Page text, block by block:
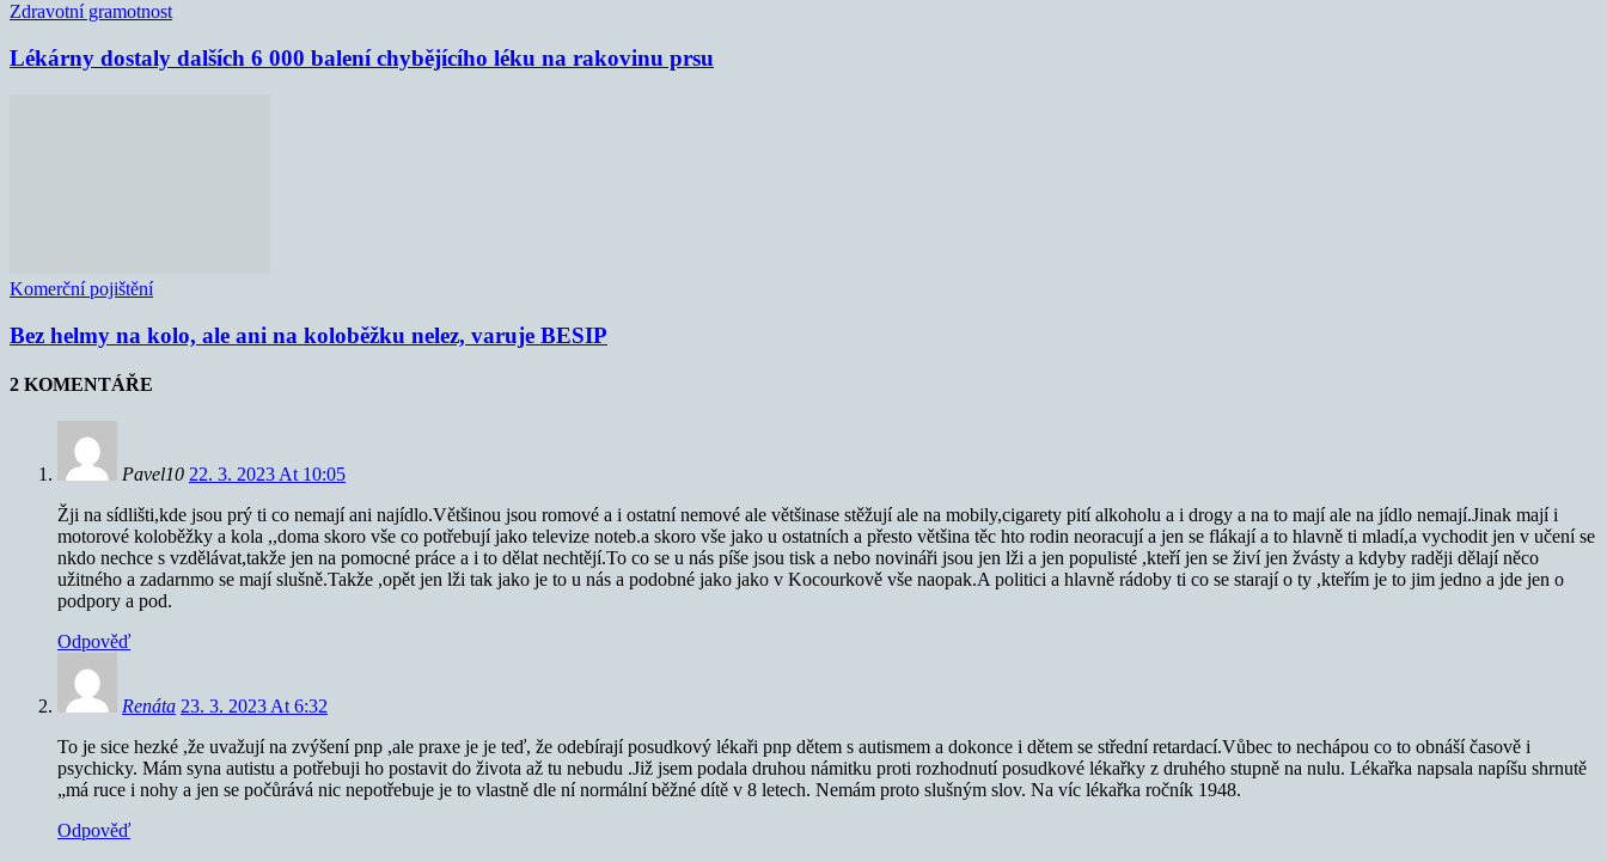
Zdravotní gramotnost
Lékárny dostaly dalších 6 000 balení chybějícího léku na rakovinu prsu
Komerční pojištění
Bez helmy na kolo, ale ani na koloběžku nelez, varuje BESIP
2 KOMENTÁŘE
Pavel10 22. 3. 2023 At 10:05
Žji na sídlišti,kde jsou prý ti co nemají ani najídlo.Většinou jsou romové a i ostatní nemové ale většinase stěžují ale na mobily,cigarety pití alkoholu a i drogy a na to mají ale na jídlo nemají.Jinak mají i
motorové koloběžky a kola ,,doma skoro vše co potřebují jako televize noteb.a skoro vše jako u ostatních a přesto většina těc hto rodin neoracují a jen se flákají a to hlavně ti mladí,a vychodit jen v učení se
nkdo nechce s vzdělávat,takže jen na pomocné práce a i to dělat nechtějí.To co se u nás píše jsou tisk a nebo novináři jsou jen lži a jen populisté ,kteří jen se živí jen žvásty a kdyby raději dělají něco
užitného a zadarnmo se mají slušně.Takže ,opět jen lži tak jako je to u nás a podobné jako jako v Kocourkově vše naopak.A politici a hlavně rádoby ti co se starají o ty ,kteřím je to jim jedno a jde jen o
podpory a pod.
Odpověď
Renáta 23. 3. 2023 At 6:32
To je sice hezké ,že uvažují na zvýšení pnp ,ale praxe je je teď, že odebírají posudkový lékaři pnp dětem s autismem a dokonce i dětem se střední retardací.Vůbec to nechápou co to obnáší časově i
psychicky. Mám syna autistu a potřebuji ho postavit do života až tu nebudu .Již jsem podala druhou námitku proti rozhodnutí posudkové lékařky z druhého stupně na nulu. Lékařka napsala napíšu shrnutě
„má ruce i nohy a jen se počůrává nic nepotřebuje je to vlastně dle ní normální běžné dítě v 8 letech. Nemám proto slušným slov. Na víc lékařka ročník 1948.
Odpověď